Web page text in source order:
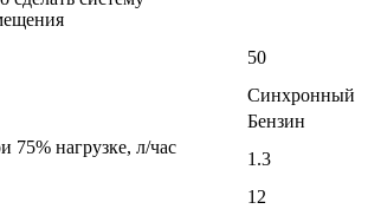
50
Синхронный
Бензин
75% нагрузке, л/час
1.3
12